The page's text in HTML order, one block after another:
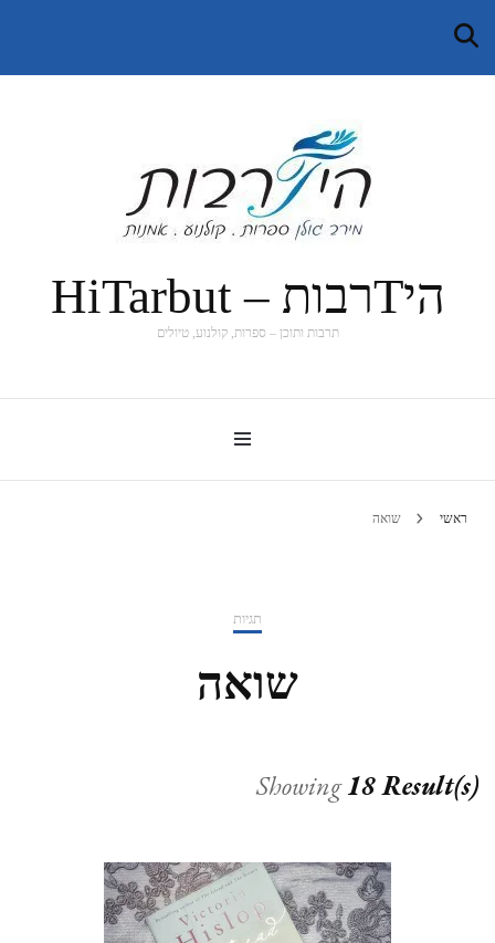
היTרבות – HiTarbut
תרבות ותוכן – ספרות, קולנוע, טיולים
ראשי שואה
תגיות
שואה
Showing18 Result(s)